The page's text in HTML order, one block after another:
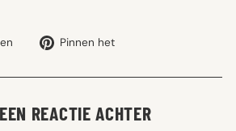
Tweet Pinnen het
REACTIE ACHTER